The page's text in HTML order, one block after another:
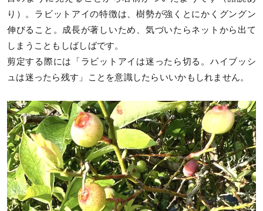
り）。ラビットアイの特徴は、樹勢が強くとにかくグングン
伸びること。成長が著しいため、気づいたらネットから出て
しまうこともしばしばです。
剪定する際には「ラビットアイは迷ったら切る。ハイブッシ
ュは迷ったら残す」ことを意識したらいいかもしれません。